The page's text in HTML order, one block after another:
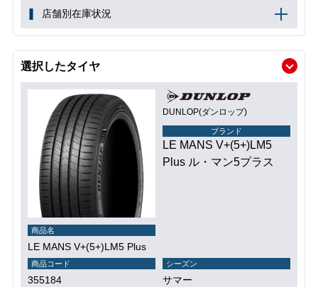
店舗別在庫状況
選択したタイヤ
DUNLOP(ダンロップ)
ブランド
LE MANS V+(5+)LM5
Plus ル・マン5プラス
商品名
LE MANS V+(5+)LM5 Plus
商品コード
355184
シーズン
サマー